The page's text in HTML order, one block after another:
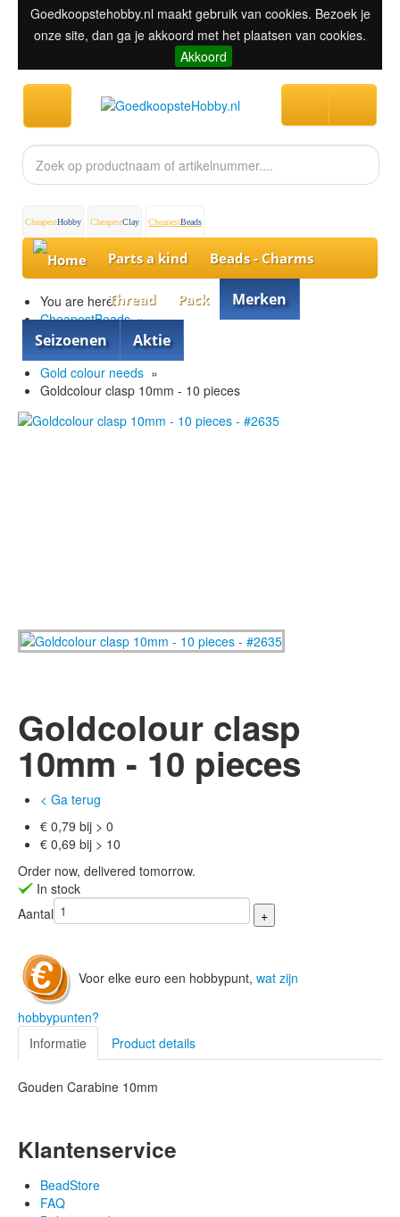
Goedkoopstehobby.nl maakt gebruik van cookies. Bezoek je
onze site, dan ga je akkoord met het plaatsen van cookies.
Akkoord
CheapestHobby CheapestClay CheapestBeads
Parts a kind Beads - Charms
Thread Pack Merken
Seizoenen Aktie
You are here:
CheapestBeads»
Parts»
»
Gold colour needs »
Goldcolour clasp 10mm - 10 pieces
Goldcolour clasp
10mm - 10 pieces
< Ga terug
€ 0,79 bij > 0
€ 0,69 bij > 10
Order now, delivered tomorrow.
In stock
Aantal
Voor elke euro een hobbypunt, wat zijn
hobbypunten?
Informatie
Product details
Gouden Carabine 10mm
Klantenservice
BeadStore
FAQ